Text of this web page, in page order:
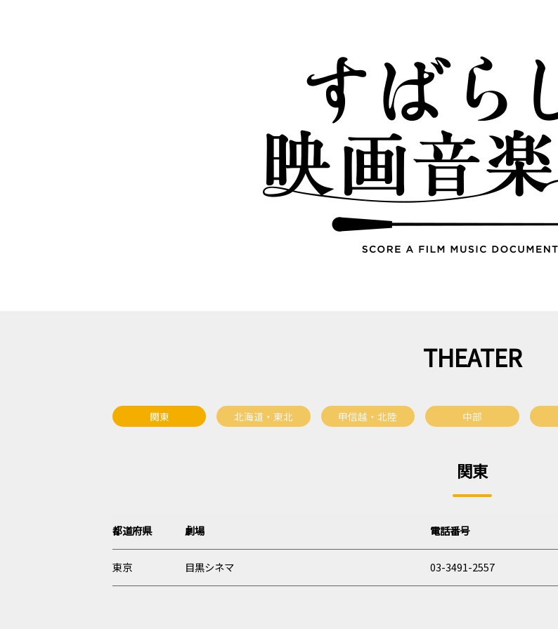
THEATER
関東 北海道・東北 甲信越・北陸 中部
関東
都道府県 劇場 電話番号
東京 目黒シネマ 03-3491-2557